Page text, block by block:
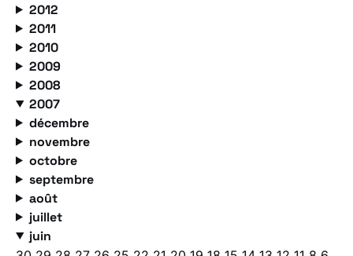
2012
2011
2010
2009
2008
2007
décembre
novembre
octobre
septembre
août
juillet
juin